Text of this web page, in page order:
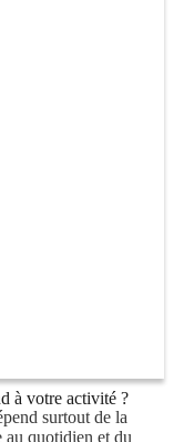
à votre activité ?
surtout de la
au quotidien et du